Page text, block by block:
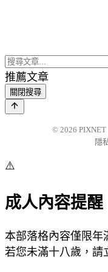
推薦文章
關閉搜尋
© 2026 PIXNET
隱
⚠️
成人內容提醒
本部落格內容僅限年
若您未滿十八歲，請